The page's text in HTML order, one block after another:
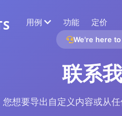
用例
收集最准确的数据
对带有点赞或反应
功能 定价
We're here
联系
您想要导出自定义内容或从